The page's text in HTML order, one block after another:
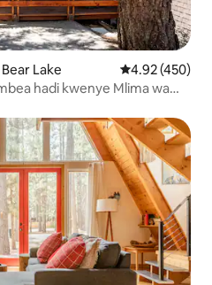
Lake Ukadiriaji wa
4.92 (450)
hadi kwenye Mlima wa